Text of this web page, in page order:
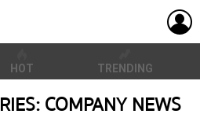
HOT TRENDING
COMPANY NEWS